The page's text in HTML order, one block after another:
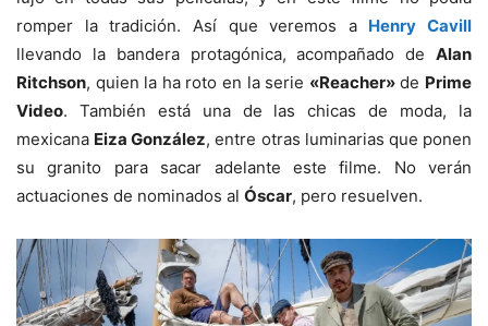
romper la tradición. Así que veremos a Henry Cavill
llevando la bandera protagónica, acompañado de Alan
Ritchson, quien la ha roto en la serie «Reacher»de Prime
Video. También está una de las chicas de moda, la
mexicana Eiza González, entre otras luminarias que ponen
su granito para sacar adelante este filme. No verán
actuaciones de nominados al Óscar, pero resuelven.